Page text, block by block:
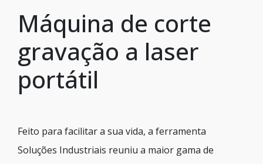
Máquina de corte
gravação a laser
portátil
Feito para facilitar a sua vida, a ferramenta
Soluções Industriais reuniu a maior gama de